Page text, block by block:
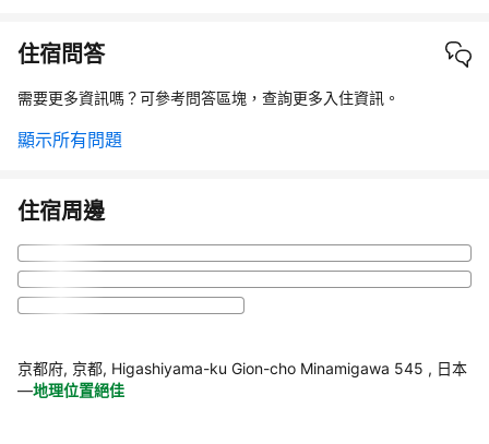
住宿問答
需要更多資訊嗎？可參考問答區塊，查詢更多入住資訊。
顯示所有問題
住宿周邊
京都府, 京都, Higashiyama-ku Gion-cho Minamigawa 545 , 日本
—地理位置絕佳